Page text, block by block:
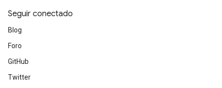
Seguir conectado
Blog
Foro
GitHub
Twitter